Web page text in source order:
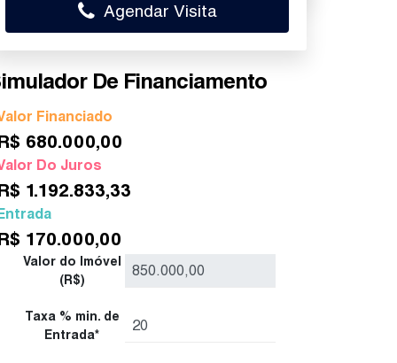
Agendar Visita
De Financiamento
Financiado
680.000,00
Do Juros
1.192.833,33
Entrada
170.000,00
Valor do Imóvel
(R$)
Taxa % min. de
Entrada*